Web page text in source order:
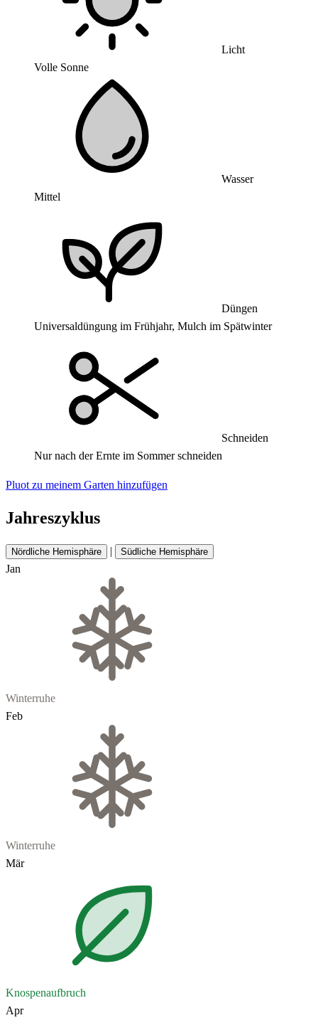
Licht
Volle Sonne
Wasser
Mittel
Düngen
Universaldüngung im Frühjahr, Mulch im Spätwinter
Schneiden
Nur nach der Ernte im Sommer schneiden
Pluot zu meinem Garten hinzufügen
Jahreszyklus
Nördliche Hemisphäre | Südliche Hemisphäre
Jan
Winterruhe
Feb
Winterruhe
Mär
Knospenaufbruch
Apr